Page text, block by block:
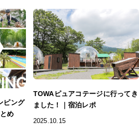
ピング
め
TOWAピュアコテージに行ってき
ました！｜宿泊レポ
2025.10.15